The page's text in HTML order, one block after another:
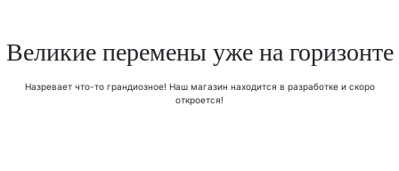
Великие перемены уже на горизонте
Назревает что-то грандиозное! Наш магазин находится в разработке и скоро
откроется!